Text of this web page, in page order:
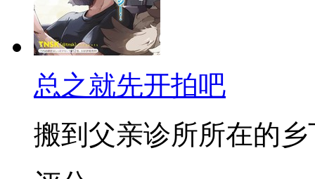
总之就先开拍吧
搬到父亲诊所所在的乡